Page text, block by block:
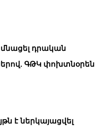
մնացել դրական
ԳԹԿ փոխտնօրեն
է ներկայացվել